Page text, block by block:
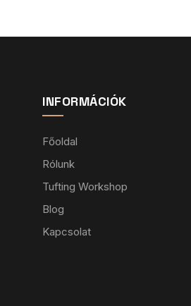
INFORMÁCIÓK
Főoldal
Rólunk
Tufting Workshop
Blog
Kapcsolat